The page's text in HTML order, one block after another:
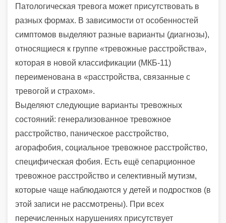
Патологическая тревога может присутствовать в
разных формах. В зависимости от особенностей
симптомов выделяют разные варианты (диагнозы),
относящиеся к группе «тревожные расстройства»,
которая в новой классификации (МКБ-11)
переименована в «расстройства, связанные с
тревогой и страхом».
Выделяют следующие варианты тревожных
состояний: генерализованное тревожное
расстройство, паническое расстройство,
агорафобия, социальное тревожное расстройство,
специфическая фобия. Есть ещё сепарционное
тревожное расстройство и селективный мутизм,
которые чаще наблюдаются у детей и подростков (в
этой записи не рассмотрены). При всех
перечисленных нарушениях присутствует